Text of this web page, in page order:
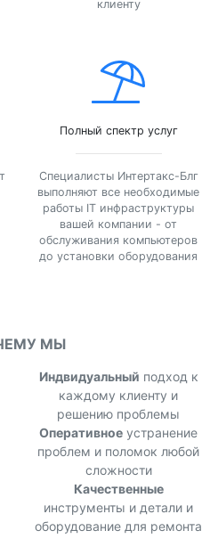
клиенту
Полный спектр услуг
Специалисты Интертакс-Блг
выполняют все необходимые
работы IT инфраструктуры
вашей компании - от
обслуживания компьютеров
до установки оборудования
МЫ
Индвидуальный подход к
каждому клиенту и
решению проблемы
Оперативное устранение
проблем и поломок любой
сложности
Качественные
инструменты и детали и
оборудование для ремонта